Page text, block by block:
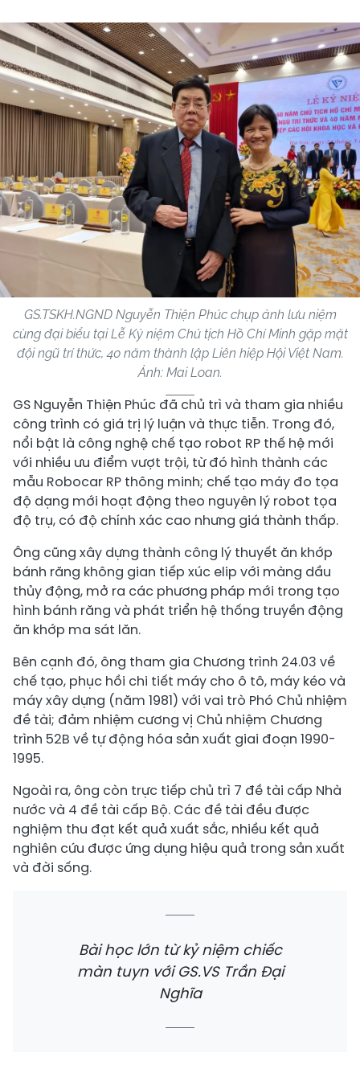
GS.TSKH.NGND Nguyễn Thiện Phúc chụp ảnh lưu niệm
cùng đại biểu tại Lễ Kỷ niệm Chủ tịch Hồ Chí Minh gặp mặt
đội ngũ trí thức, 40 năm thành lập Liên hiệp Hội Việt Nam.
Ảnh: Mai Loan.
GS Nguyễn Thiện Phúc đã chủ trì và tham gia nhiều
công trình có giá trị lý luận và thực tiễn. Trong đó,
nổi bật là công nghệ chế tạo robot RP thế hệ mới
với nhiều ưu điểm vượt trội, từ đó hình thành các
mẫu Robocar RP thông minh; chế tạo máy đo tọa
độ dạng mới hoạt động theo nguyên lý robot tọa
độ trụ, có độ chính xác cao nhưng giá thành thấp.
Ông cũng xây dựng thành công lý thuyết ăn khớp
bánh răng không gian tiếp xúc elip với màng dầu
thủy động, mở ra các phương pháp mới trong tạo
hình bánh răng và phát triển hệ thống truyền động
ăn khớp ma sát lăn.
Bên cạnh đó, ông tham gia Chương trình 24.03 về
chế tạo, phục hồi chi tiết máy cho ô tô, máy kéo và
máy xây dựng (năm 1981) với vai trò Phó Chủ nhiệm
đề tài; đảm nhiệm cương vị Chủ nhiệm Chương
trình 52B về tự động hóa sản xuất giai đoạn 1990-
1995.
Ngoài ra, ông còn trực tiếp chủ trì 7 đề tài cấp Nhà
nước và 4 đề tài cấp Bộ. Các đề tài đều được
nghiệm thu đạt kết quả xuất sắc, nhiều kết quả
nghiên cứu được ứng dụng hiệu quả trong sản xuất
và đời sống.
Bài học lớn từ kỷ niệm chiếc
màn tuyn với GS.VS Trần Đại
Nghĩa